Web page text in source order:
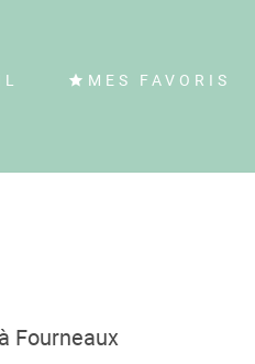
MES FAVORIS
Fourneaux